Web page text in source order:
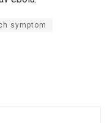
symptom